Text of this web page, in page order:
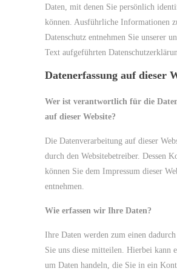
Daten, mit denen Sie persönlich
können. Ausführliche Informationen
Datenschutz entnehmen Sie unserer
Text aufgeführten
Datenerfassung auf dieser
Wer ist verantwortlich für die
auf dieser Website?
Die Datenverarbeitung auf dieser
durch den Websitebetreiber. Dessen
können Sie dem Impressum dieser
entnehmen.
Wie erfassen wir Ihre Daten?
Ihre Daten werden zum einen dadurch
Sie uns diese mitteilen. Hierbei kann
um Daten handeln, die Sie in ein